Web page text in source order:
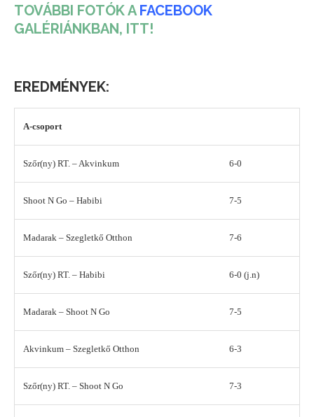
TOVÁBBI FOTÓK AFACEBOOK
GALÉRIÁNKBAN, ITT!
EREDMÉNYEK:
A-csoport
Szőr(ny) RT. – Akvinkum 6-0
Shoot N Go – Habibi 7-5
Madarak – Szegletkő Otthon 7-6
Szőr(ny) RT. – Habibi 6-0 (j.n)
Madarak – Shoot N Go 7-5
Akvinkum – Szegletkő Otthon 6-3
Szőr(ny) RT. – Shoot N Go 7-3